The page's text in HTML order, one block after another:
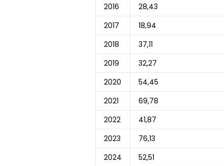
2016
28,43
2017
18,94
2018
37,11
2019
32,27
2020
54,45
2021
69,78
2022
41,87
2023
76,13
2024
52,51